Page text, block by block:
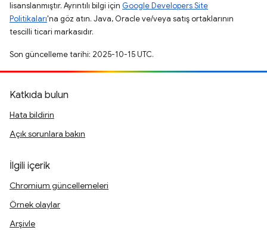
lisanslanmıştır. Ayrıntılı bilgi için Google Developers Site
Politikaları'na göz atın. Java, Oracle ve/veya satış ortaklarının
tescilli ticari markasıdır.
Son güncelleme tarihi: 2025-10-15 UTC.
Katkıda bulun
Hata bildirin
Açık sorunlara bakın
İlgili içerik
Chromium güncellemeleri
Örnek olaylar
Arşivle